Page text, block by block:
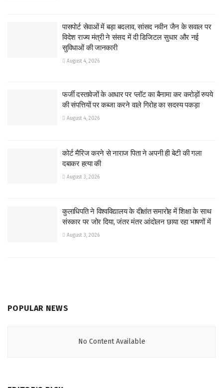
पासपोर्ट सेवाओं में बड़ा बदलाव, सांसद नवीन जैन के सवाल पर
विदेश राज्य मंत्री ने संसद में दी डिजिटल सुधार और नई
सुविधाओं की जानकारी
August 4, 2026
फर्जी दस्तावेजों के आधार पर प्लॉट का बैनामा कर करोड़ों रुपये
की संपत्तियों पर कब्जा करने वाले गिरोह का सदस्य पकड़ा
August 4, 2026
कोर्ट मैरिज करने से नाराज पिता ने अपनी ही बेटी की गला
दबाकर हत्या की
August 3, 2026
कुलाधिपति ने विश्वविद्यालय के दीक्षांत समारोह में शिक्षा के साथ
संस्कार पर जोर दिया, जंतर मंतर आंदोलन छाया रहा भाषणों में
August 3, 2026
POPULAR NEWS
No Content Available